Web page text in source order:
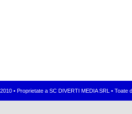
• Proprietate a SC DIVERTI MEDIA SRL •